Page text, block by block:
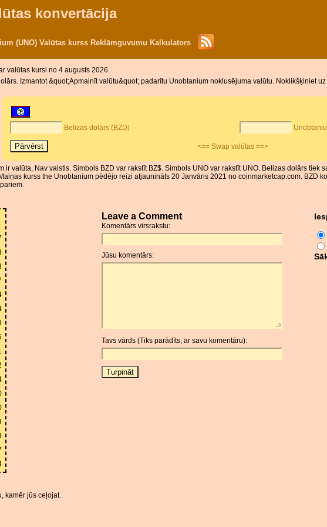
konvertācija
(UNO) Valūtas kurss Reklāmguvumu Kalkulators
valūtas kursi no 4 augusts 2026.
Izmantot &quot;Apmainīt valūtu&quot; padarītu Unobtanium noklusējuma valūtu. Noklikšķiniet
Belizas dolārs (BZD)
<== Swap valūtas ==>
ir valūta, Nav valstis. Simbols BZD var rakstīt BZ$. Simbols UNO var rakstīt UNO. Belizas dolārs tiek
kurss the Unobtanium pēdējo reizi atjaunināts 20 Janvāris 2021 no coinmarketcap.com. BZD
kamēr jūs ceļojat.
Leave a Comment
Komentārs virsrakstu:
Jūsu komentārs:
Tavs vārds (Tiks parādīts, ar savu komentāru):